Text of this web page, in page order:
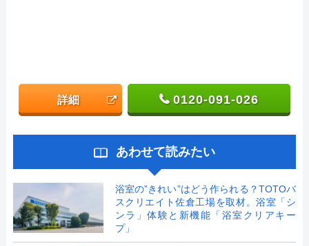
詳細 0120-091-026
あわせて読みたい
浴室の”きれい”はどう作られる？TOTOバ
スクリエイト佐倉工場を取材。浴室「シ
ンラ」体験と新機能「浴室クリアキー
プ」